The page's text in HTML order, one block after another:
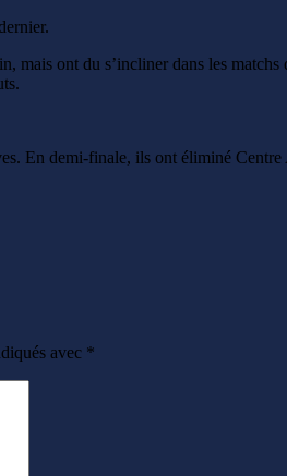
mais ont du s’incliner dans les
En demi-finale, ils ont éliminé
avec *